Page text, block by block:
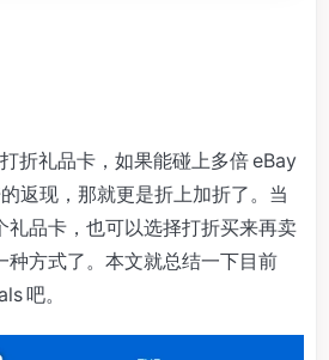
折礼品卡，如果能碰上多倍 eBay
返现，那就更是折上加折了。当
礼品卡，也可以选择打折买来再卖
种方式了。本文就总结一下目前
吧。